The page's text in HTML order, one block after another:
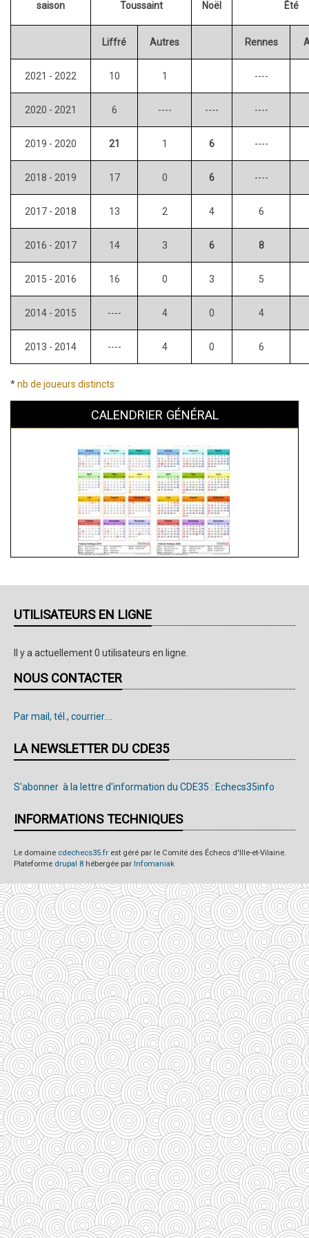
saison Toussaint Noël Été
Liffré Autres Rennes
2021 - 2022 10 1 ----
2020 - 2021 6 ---- ---- ----
2019 - 2020 21 1 6 ----
2018 - 2019 17 0 6 ----
2017 - 2018 13 2 4 6
2016 - 2017 14 3 6 8
2015 - 2016 16 0 3 5
2014 - 2015 ---- 4 0 4
2013 - 2014 ---- 4 0 6
*nb de joueurs distincts
CALENDRIER GÉNÉRAL
UTILISATEURS EN LIGNE
Il y a actuellement 0 utilisateurs en ligne.
NOUS CONTACTER
Par mail, tél., courrier....
LA NEWSLETTER DU CDE35
S'abonner à la lettre d'information du CDE35 : Echecs35info
INFORMATIONS TECHNIQUES
Le domaine cdechecs35.fr est géré par le Comité des Échecs d'Ille-et-Vilaine.
Plateforme drupal 8 hébergée par Infomaniak